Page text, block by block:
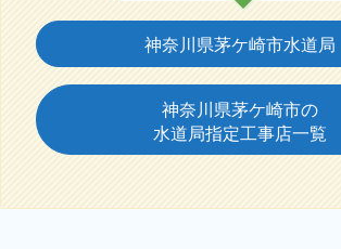
神奈川県茅ケ崎市水道局
神奈川県茅ケ崎市の
水道局指定工事店一覧